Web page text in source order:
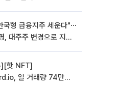
, 대주주 변경으로 지주
][핫 NFT]
일 거래량 74만